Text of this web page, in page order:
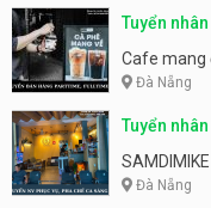
Tuyển
Cafe mang
Đà Nẵng
Tuyển
Đà Nẵng